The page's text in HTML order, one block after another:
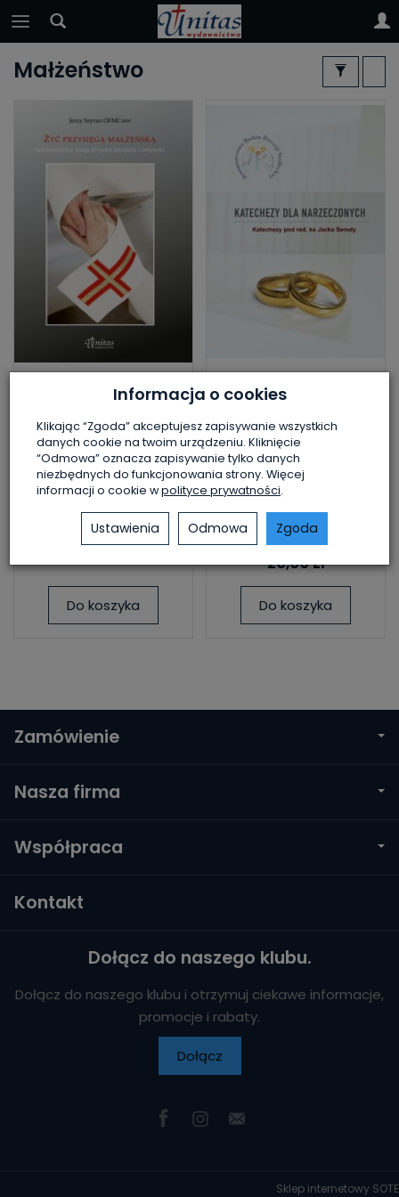
Małżeństwo
Żyć przysięgą
małżeńską
Dostępność: 168 szt.
Rozważania o
małżeństwie
20,00 zł
Do koszyka
Katechezy dla
narzeczonych
Dostępność: 83 szt.
Podręcznik z
katechezami do
przygotowania
narzeczonych do
Sakramentu
Małżeństwa.
20,00 zł
Do koszyka
Zamówienie
Nasza firma
Współpraca
Kontakt
Dołącz do naszego klubu.
Dołącz do naszego klubu i otrzymuj ciekawe informacje,
promocje i rabaty.
Dołącz
Sklep internetowy SOTE
Informacja o cookies
Klikając “Zgoda” akceptujesz zapisywanie wszystkich
danych cookie na twoim urządzeniu. Kliknięcie
“Odmowa” oznacza zapisywanie tylko danych
niezbędnych do funkcjonowania strony. Więcej
informacji o cookie wpolityce prywatności.
Ustawienia Odmowa Zgoda